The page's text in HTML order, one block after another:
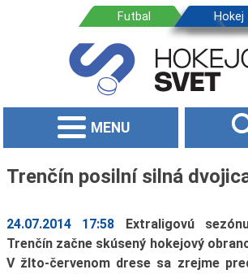
MENU
Trenčín posilní silná
24.07.2014 17:58
Extraligovú
Trenčín začne skúsený hokejový
V žlto-červenom drese sa zrejme